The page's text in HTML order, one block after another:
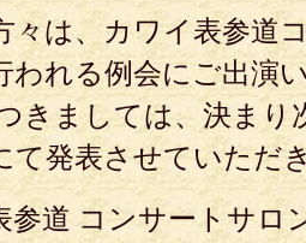
々は、カワイ表参道
われる例会にご出演
きましては、決まり
て発表させていただ
参道 コンサートサロ